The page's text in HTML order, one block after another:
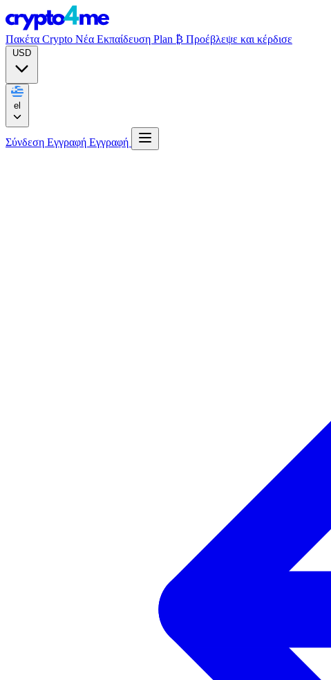
Πακέτα Crypto Νέα Εκπαίδευση Plan ₿ Προέβλεψε και κέρδισε
Σύνδεση Εγγραφή Εγγραφή